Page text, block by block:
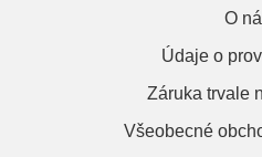
O
Údaje o
Záruka trvale
Všeobecné